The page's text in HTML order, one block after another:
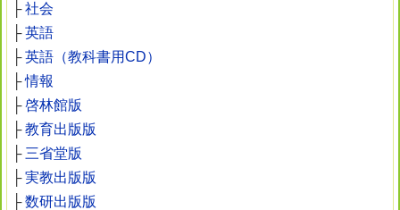
├社会
├英語
├英語（教科書用CD）
├情報
├啓林館版
├教育出版版
├ 三省堂版
├実教出版版
├数研出版版